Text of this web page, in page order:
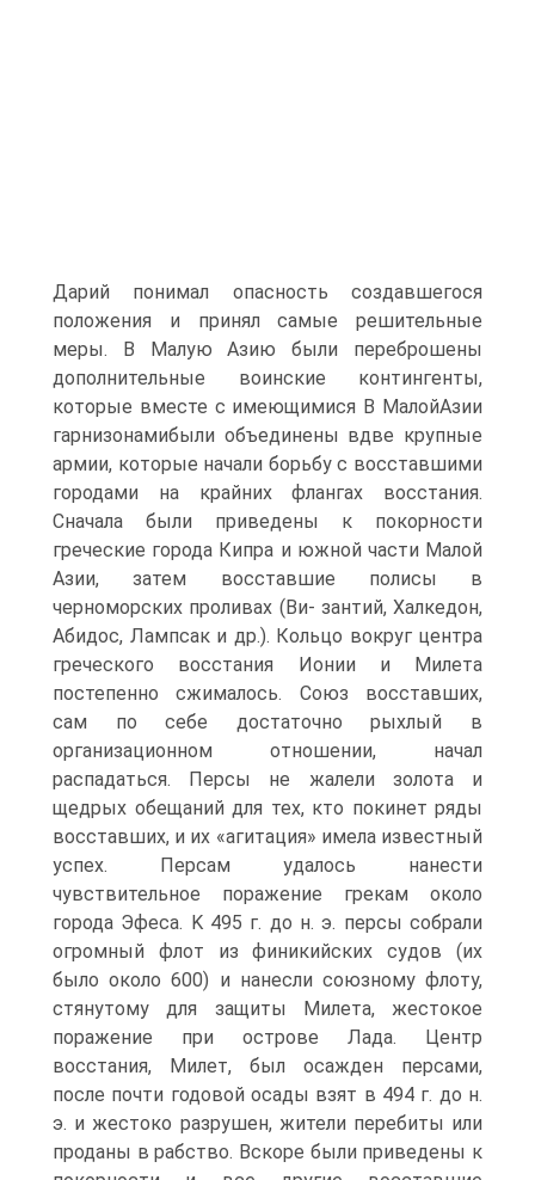
Дарий понимал опасность создавшегося
положения и принял самые решительные
меры. B Малую Азию были переброшены
дополнительные воинские контингенты,
которые вместе с имеющимися B МалойАзии
гарнизонамибыли объединены вдве крупные
армии, которые начали борьбу с восставшими
городами на крайних флангах восстания.
Сначала были приведены к покорности
греческие города Кипра и южной части Малой
Азии, затем восставшие полисы в
черноморских проливах (Ви- зантий, Халкедон,
Абидос, Лампсак и др.). Кольцо вокруг центра
греческого восстания Ионии и Милета
постепенно сжималось. Союз восставших,
сам по себе достаточно рыхлый в
организационном отношении, начал
распадаться. Персы не жалели золота и
щедрых обещаний для тех, кто покинет ряды
восставших, и их «агитация» имела известный
успех. Персам удалось нанести
чувствительное поражение грекам около
города Эфеса. K 495 г. до н. э. персы собрали
огромный флот из финикийских судов (их
было около 600) и нанесли союзному флоту,
стянутому для защиты Милета, жестокое
поражение при острове Лада. Центр
восстания, Милет, был осажден персами,
после почти годовой осады взят в 494 г. до н.
э. и жестоко разрушен, жители перебиты или
проданы в рабство. Вскоре были приведены к